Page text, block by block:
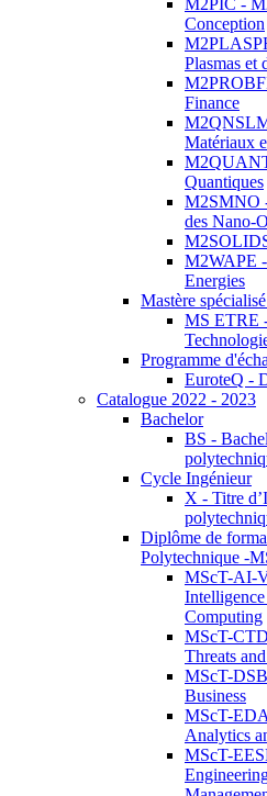
M2PIC -
Conception
Plasmas et
Finance
Matériaux
Quantiques
M2SMNO
des Nano-
M2WAPE
Energies
Mastère
MS ETRE
Programme
EuroteQ -
Catalogue 2022 - 2023
Bachelor
BS -
Cycle Ingénieur
X - Titre
Diplôme de
Polytechnique -
MScT-AI-
Computing
MScT-
Threats
MScT-
Business
MScT-
Analytics
MScT-